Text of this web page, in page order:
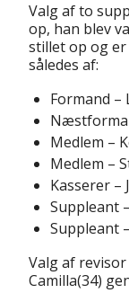
Valg af to
op, han blev
stillet op og
således af:
Formand –
Medlem –
Medlem –
Kasserer –
Suppleant
Suppleant
Valg af
Camilla(34)